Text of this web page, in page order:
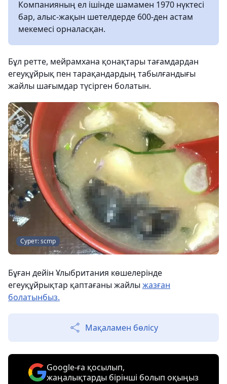
Компанияның ел ішінде шамамен 1970 нүктесі
бар, алыс-жақын шетелдерде 600-ден астам
мекемесі орналасқан.
Бұл ретте, мейрамхана қонақтары тағамдардан
егеуқұйрық пен тарақандардың табылғандығы
жайлы шағымдар түсірген болатын.
Сурет: scmp
Бұған дейін Ұлыбритания көшелерінде
егеуқұйрықтар қаптағаны жайлы жазған
болатынбыз.
Мақаламен бөлісу
Google-ға қосылып,
жаңалықтарды бірінші болып оқыңыз